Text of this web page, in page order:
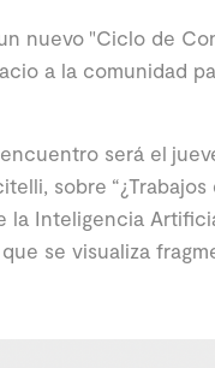
nuevo "Ciclo de
a la comunidad
será el
sobre
la Inteligencia
se visualiza